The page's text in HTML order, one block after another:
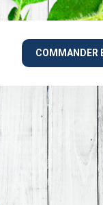
COMMANDER